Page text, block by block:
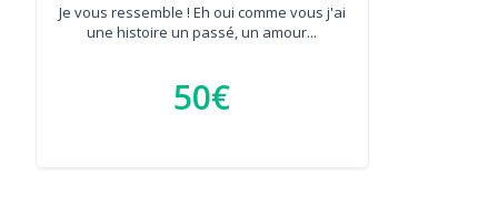
Je vous ressemble ! Eh oui comme vous j'ai
une histoire un passé, un amour...
50€